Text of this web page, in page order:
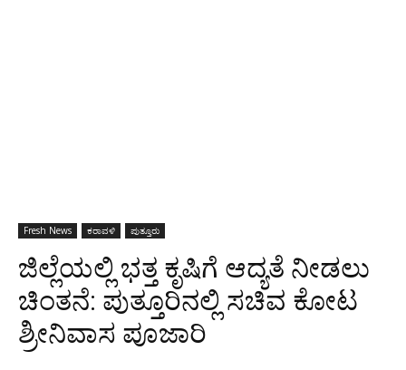
Fresh News ಕರಾವಳಿ ಪುತ್ತೂರು
ಜಿಲ್ಲೆಯಲ್ಲಿ ಭತ್ತ ಕೃಷಿಗೆ ಆದ್ಯತೆ ನೀಡಲು
ಚಿಂತನೆ: ಪುತ್ತೂರಿನಲ್ಲಿ ಸಚಿವ ಕೋಟ
ಶ್ರೀನಿವಾಸ ಪೂಜಾರಿ